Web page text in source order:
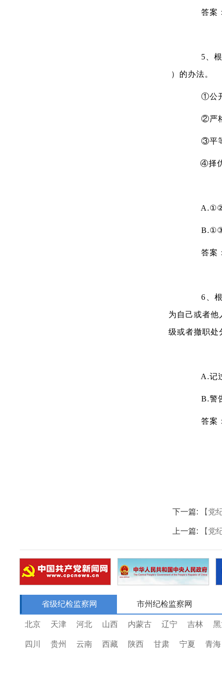
答案
5、根据
）的办法。
①公开
②严格
③平等
④择
答案
6、根据
为自己或者
级或者撤职处
A.记过
B.警告
答案
下一篇: 【党
上一篇: 【党
省级纪检监察网 市州纪检监察网
北京 天津 河北 山西 内蒙古 辽宁 吉林
四川 贵州 云南 西藏 陕西 甘肃 宁夏 青海